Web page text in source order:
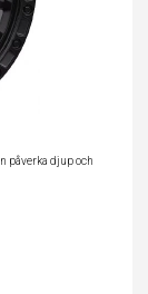
påverka djup och